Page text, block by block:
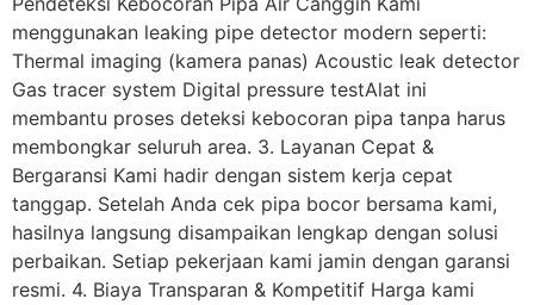
menggunakan leaking pipe detector modern seperti:
Thermal imaging (kamera panas) Acoustic leak detector
Gas tracer system Digital pressure testAlat ini
membantu proses deteksi kebocoran pipa tanpa harus
membongkar seluruh area. 3. Layanan Cepat &
Bergaransi Kami hadir dengan sistem kerja cepat
tanggap. Setelah Anda cek pipa bocor bersama kami,
hasilnya langsung disampaikan lengkap dengan solusi
perbaikan. Setiap pekerjaan kami jamin dengan garansi
resmi. 4. Biaya Transparan & Kompetitif Harga kami